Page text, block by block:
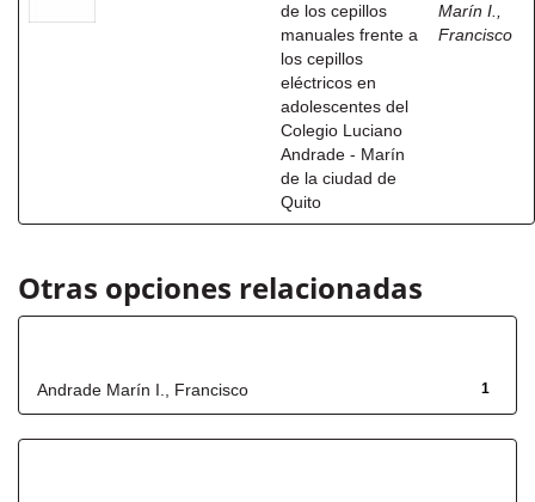
de los cepillos
manuales frente a
los cepillos
eléctricos en
adolescentes del
Colegio Luciano
Andrade - Marín
de la ciudad de
Quito
Marín I.,
Francisco
Otras opciones relacionadas
1
Andrade Marín I., Francisco